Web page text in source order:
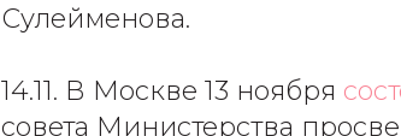
Сулейменова.
14.11. В Москве 13 ноября
совета Министерства